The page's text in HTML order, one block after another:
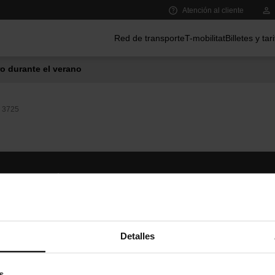
Detalles
Atención al cliente
Red de transporteT-mobilitatBilletes y
durante el verano
3725
Síguenos
TMB